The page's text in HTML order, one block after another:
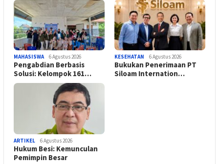
MAHASISWA 6 Agustus 2026
Pengabdian Berbasis
Solusi: Kelompok 161…
KESEHATAN 6 Agustus 2026
Bukukan Penerimaan PT
Siloam Internation…
ARTIKEL 6 Agustus 2026
Hukum Besi: Kemunculan
Pemimpin Besar